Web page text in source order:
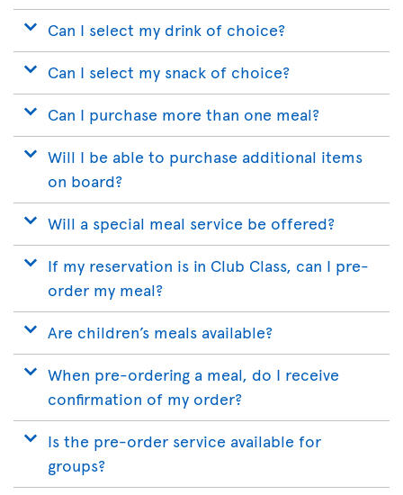
Can I select my drink of choice?
Can I select my snack of choice?
Can I purchase more than one meal?
Will I be able to purchase additional items
on board?
Will a special meal service be offered?
If my reservation is in Club Class, can I pre-
order my meal?
Are children’s meals available?
When pre-ordering a meal, do I receive
confirmation of my order?
Is the pre-order service available for
groups?